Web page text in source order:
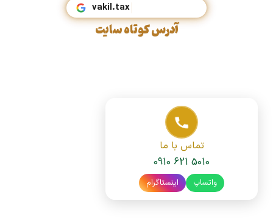
vakil.tax
آدرس کوتاه سایت
تماس با ما
0910 621 5010
واتساپ اینستاگرام